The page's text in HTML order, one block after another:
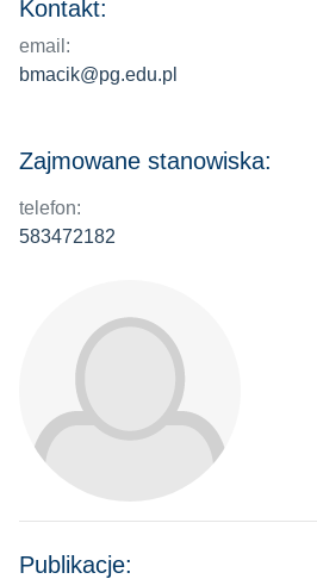
Kontakt:
email:
bmacik@pg.edu.pl
Zajmowane stanowiska:
telefon:
583472182
Publikacje: